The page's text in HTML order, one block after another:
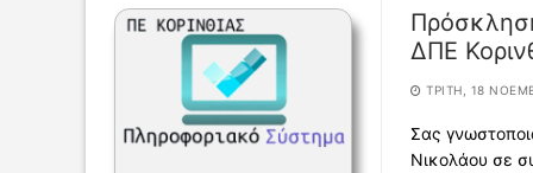
Αναζήτηση
για:
ΔΙΟΙΚΗΣΗ
ΔΙΟΙΚΗΣΗ
ΣΧΟΛΕΙΑ
ΔΠΕ
ΤΡΊΤΗ, 18
Σας
Νικολάου σε